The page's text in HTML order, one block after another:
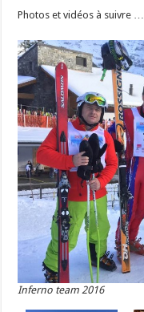
Photos et vidéos à suivre …
Inferno team 2016